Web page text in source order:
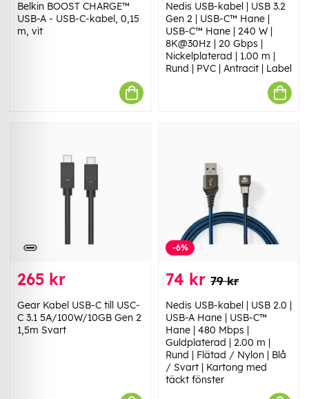
Belkin BOOST CHARGE™
USB-A - USB-C-kabel, 0,15
m, vit
Nedis USB-kabel | USB 3.2
Gen 2 | USB-C™ Hane |
USB-C™ Hane | 240 W |
8K@30Hz | 20 Gbps |
Nickelplaterad | 1.00 m |
Rund | PVC | Antracit | Label
265 kr
Gear Kabel USB-C till USC-
C 3.1 5A/100W/10GB Gen 2
1,5m Svart
-6%
74 kr 79 kr
Nedis USB-kabel | USB 2.0 |
USB-A Hane | USB-C™
Hane | 480 Mbps |
Guldplaterad | 2.00 m |
Rund | Flätad / Nylon | Blå
/ Svart | Kartong med
täckt fönster